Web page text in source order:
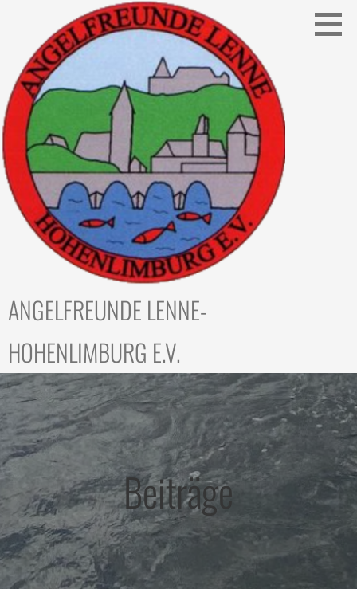
springen
ANGELFREUNDE LENNE-
HOHENLIMBURG E.V.
Beiträge